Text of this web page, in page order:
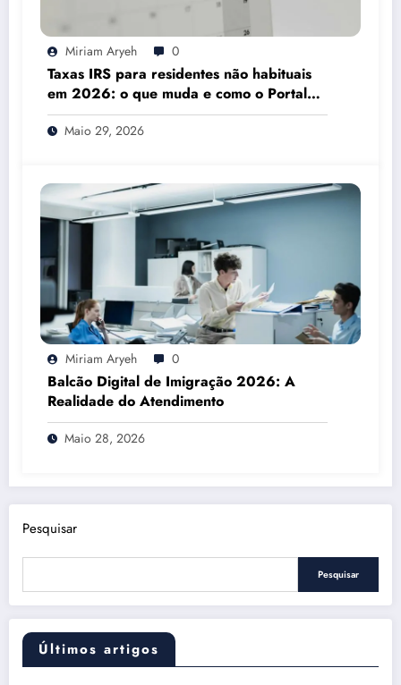
Miriam Aryeh 0
Taxas IRS para residentes não habituais
em 2026: o que muda e como o Portal
das Finanças pode ajudar
Maio 29, 2026
Miriam Aryeh 0
Balcão Digital de Imigração 2026: A
Realidade do Atendimento
Maio 28, 2026
Pesquisar
Pesquisar
Últimos artigos